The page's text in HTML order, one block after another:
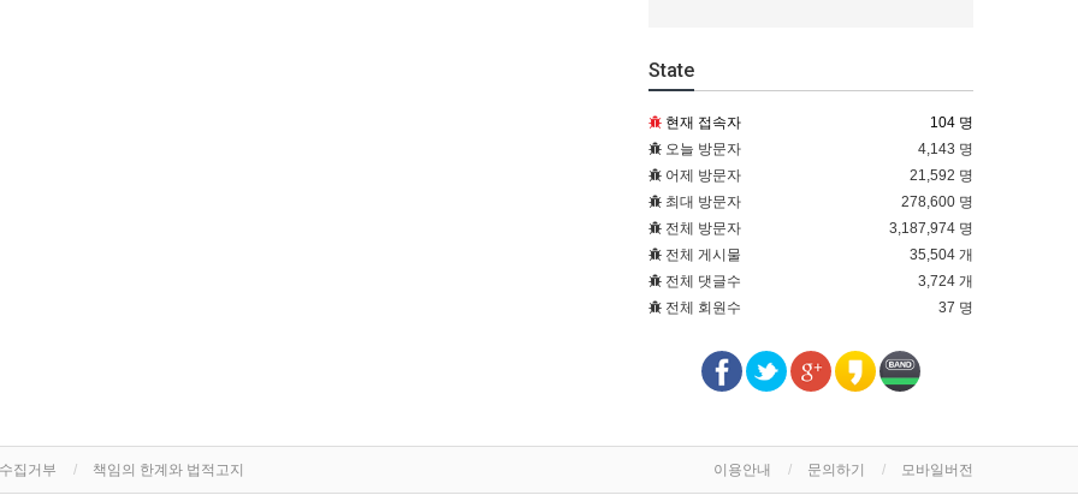
State
현재 접속자
104 명
오늘 방문자
4,143 명
어제 방문자
21,592 명
최대 방문자
278,600 명
전체 방문자
3,187,974 명
전체 게시물
35,504 개
전체 댓글수
3,724 개
전체 회원수
37 명
집거부 책임의 한계와 법적고지 이용안내 문의하기 모바일버전